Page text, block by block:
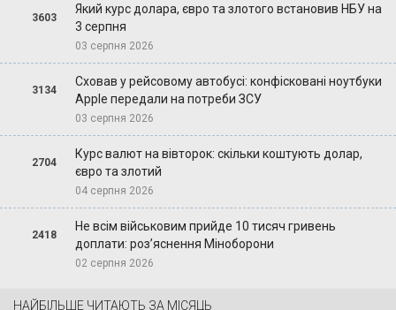
3603
Який курс долара, євро та злотого встановив НБУ на
3 серпня
03 серпня 2026
3134
Сховав у рейсовому автобусі: конфісковані ноутбуки
Apple передали на потреби ЗСУ
03 серпня 2026
2704
Курс валют на вівторок: скільки коштують долар,
євро та злотий
04 серпня 2026
2418
Не всім військовим прийде 10 тисяч гривень
доплати: роз’яснення Міноборони
02 серпня 2026
НАЙБІЛЬШЕ ЧИТАЮТЬ ЗА МІСЯЦЬ